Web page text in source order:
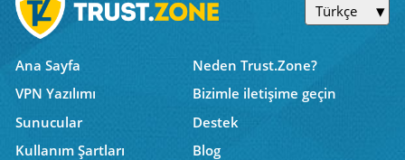
Türkçe
Ana Sayfa
Neden Trust.Zone?
VPN Yazılımı
Bizimle iletişime geçin
Sunucular
Destek
Kullanım Şartları
Blog